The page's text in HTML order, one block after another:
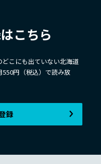
こちら
こにも出ていない北海道
円（税込）で読み放
録